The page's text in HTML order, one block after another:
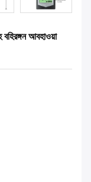
আবহাওয়া